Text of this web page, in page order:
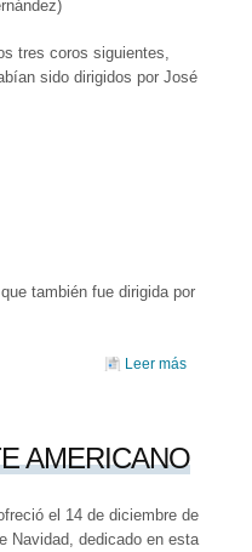
tres coros siguientes,
sido dirigidos por José
también fue dirigida por
Leer más
AMERICANO
el 14 de diciembre de
Navidad, dedicado en esta